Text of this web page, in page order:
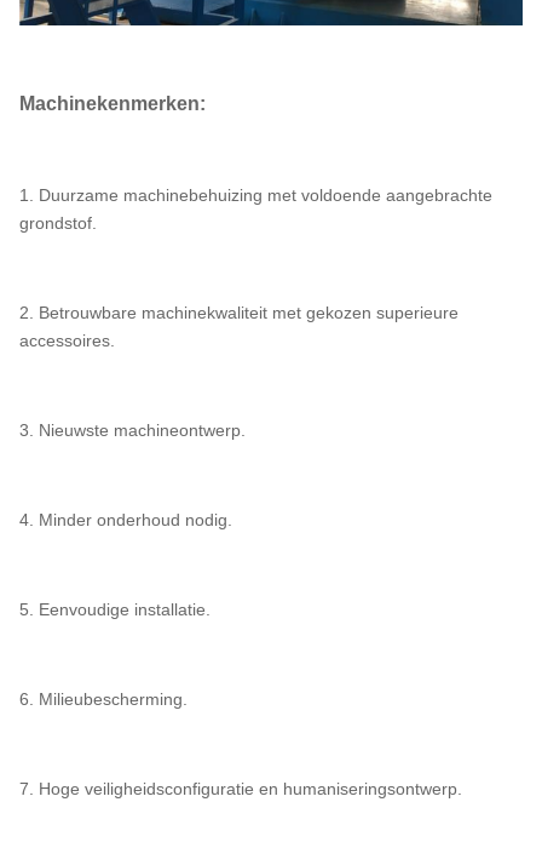
Machinekenmerken:
1. Duurzame machinebehuizing met voldoende aangebrachte
grondstof.
2. Betrouwbare machinekwaliteit met gekozen superieure
accessoires.
3. Nieuwste machineontwerp.
4. Minder onderhoud nodig.
5. Eenvoudige installatie.
6. Milieubescherming.
7. Hoge veiligheidsconfiguratie en humaniseringsontwerp.